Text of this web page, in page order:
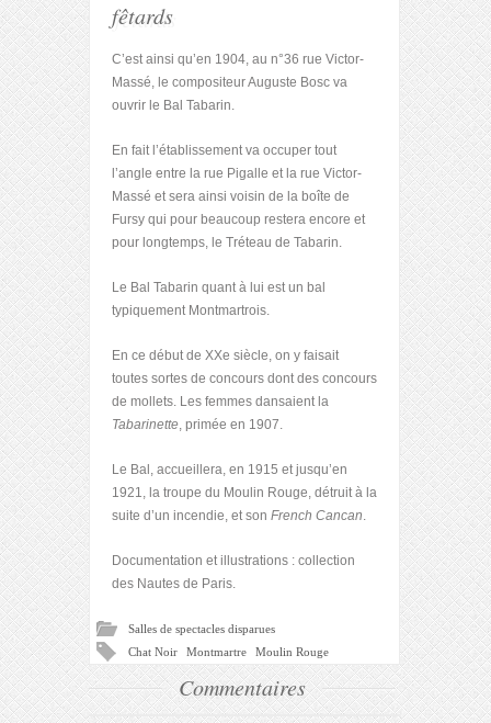
fêtards
C’est ainsi qu’en 1904, au n°36 rue Victor-
Massé, le compositeur Auguste Bosc va
ouvrir le Bal Tabarin.
En fait l’établissement va occuper tout
l’angle entre la rue Pigalle et la rue Victor-
Massé et sera ainsi voisin de la boîte de
Fursy qui pour beaucoup restera encore et
pour longtemps, le Tréteau de Tabarin.
Le Bal Tabarin quant à lui est un bal
typiquement Montmartrois.
En ce début de XXe siècle, on y faisait
toutes sortes de concours dont des concours
de mollets. Les femmes dansaient la
Tabarinette, primée en 1907.
Le Bal, accueillera, en 1915 et jusqu’en
1921, la troupe du Moulin Rouge, détruit à la
suite d’un incendie, et son French Cancan.
Documentation et illustrations : collection
des Nautes de Paris.
Salles de spectacles disparues
Chat Noir
Montmartre Moulin Rouge
Commentaires